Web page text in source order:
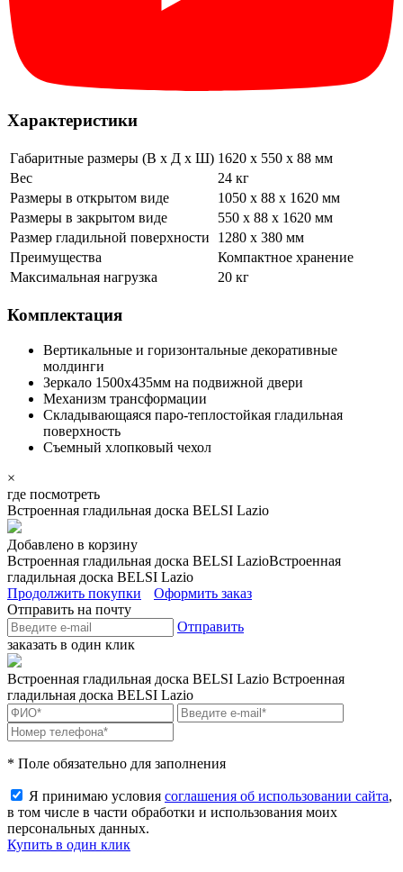
Характеристики
Габаритные размеры (В х Д х Ш) 1620 x 550 x 88 мм
Вес
24 кг
Размеры в открытом виде
1050 х 88 х 1620 мм
Размеры в закрытом виде
550 х 88 х 1620 мм
Размер гладильной поверхности
1280 х 380 мм
Преимущества
Компактное хранение
Максимальная нагрузка
20 кг
Комплектация
Вертикальные и горизонтальные декоративные
молдинги
Зеркало 1500х435мм на подвижной двери
Механизм трансформации
Складывающаяся паро-теплостойкая гладильная
поверхность
Съемный хлопковый чехол
×
где посмотреть
Встроенная гладильная доска BELSI Lazio
Добавлено в корзину
Встроенная гладильная доска BELSI LazioВстроенная
гладильная доска BELSI Lazio
Продолжить покупки
Оформить заказ
Отправить на почту
Отправить
заказать в один клик
Встроенная гладильная доска BELSI Lazio Встроенная
гладильная доска BELSI Lazio
* Поле обязательно для заполнения
Я принимаю условия соглашения об использовании сайта,
в том числе в части обработки и использования моих
персональных данных.
Купить в один клик